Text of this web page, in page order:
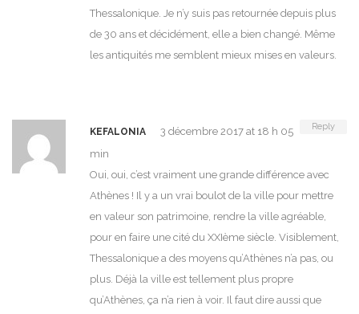
Thessalonique. Je n’y suis pas retournée depuis plus
de 30 ans et décidément, elle a bien changé. Même
les antiquités me semblent mieux mises en valeurs.
Reply
KEFALONIA
3 décembre 2017 at 18 h 05
min
Oui, oui, c’est vraiment une grande différence avec
Athènes ! Il y a un vrai boulot de la ville pour mettre
en valeur son patrimoine, rendre la ville agréable,
pour en faire une cité du XXIème siècle. Visiblement,
Thessalonique a des moyens qu’Athènes n’a pas, ou
plus. Déjà la ville est tellement plus propre
qu’Athènes, ça n’a rien à voir. Il faut dire aussi que